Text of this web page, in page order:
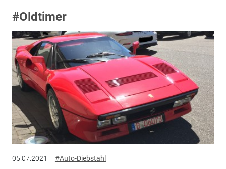
#Oldtimer
05.07.2021 #Auto-Diebstahl